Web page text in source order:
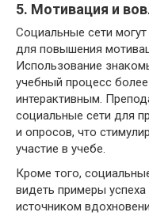
5. Мотивация и
Социальные сети
для повышения
Использование
учебный процесс
интерактивным.
социальные сети для
и опросов, что
участие в учебе.
Кроме того,
видеть примеры
источником